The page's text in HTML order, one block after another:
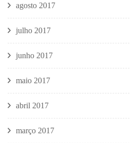
agosto 2017
julho 2017
junho 2017
maio 2017
abril 2017
março 2017